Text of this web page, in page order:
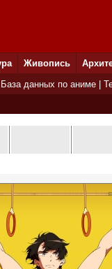
Живопись
База данных по аниме